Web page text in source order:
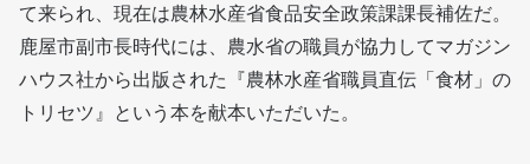
て来られ、現在は農林水産省食品安全政策課課長補佐だ。
鹿屋市副市長時代には、農水省の職員が協力してマガジン
ハウス社から出版された『農林水産省職員直伝「食材」の
トリセツ』という本を献本いただいた。